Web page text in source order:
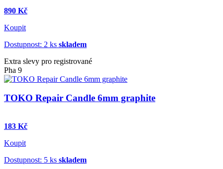
890 Kč
Koupit
Dostupnost: 2 ks skladem
Extra slevy pro registrované
Pha 9
TOKO Repair Candle 6mm graphite
183 Kč
Koupit
Dostupnost: 5 ks skladem